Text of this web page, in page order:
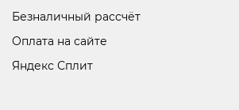
Безналичный рассчёт
Оплата на сайте
Яндекс Сплит